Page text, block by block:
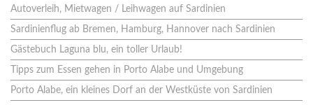
Autoverleih, Mietwagen / Leihwagen auf Sardinien
Sardinienflug ab Bremen, Hamburg, Hannover nach Sardinien
Gästebuch Laguna blu, ein toller Urlaub!
Tipps zum Essen gehen in Porto Alabe und Umgebung
Porto Alabe, ein kleines Dorf an der Westküste von Sardinien